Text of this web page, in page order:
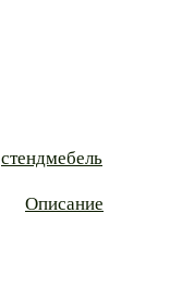
стендмебель
Описание